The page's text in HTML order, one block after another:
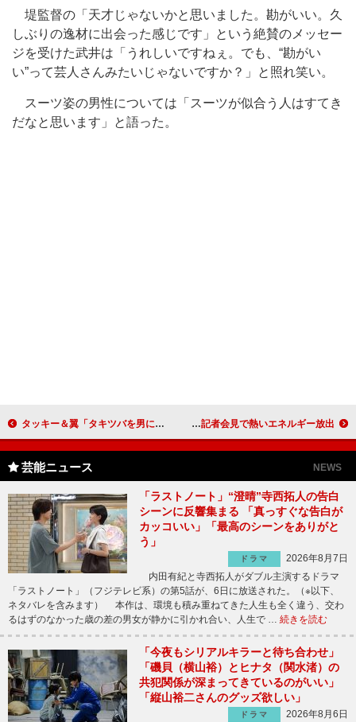
堤監督の「天才じゃないかと思いました。勘がいい。久
しぶりの逸材に出会った感じです」という絶賛のメッセー
ジを受けた武井は「うれしいですねぇ。でも、“勘がい
い”って芸人さんみたいじゃないですか？」と照れ笑い。
スーツ姿の男性については「スーツが似合う人はすてき
だなと思います」と語った。
タッキー＆翼「タキツバを男にしちゃって！」 全国ツアー東京公演で、新曲を初披露 我が家の坪倉、なでしこジャパンの川澄選手を狙う ＤＶＤ発売記念記者会見で熱いエネルギー放出！？
芸能ニュース NEWS
「ラストノート」“澄晴”寺西拓人の告白
シーンに反響集まる 「真っすぐな告白が
カッコいい」「最高のシーンをありがと
う」
ドラマ
2026年8月7日
内田有紀と寺西拓人がダブル主演するドラマ
「ラストノート」（フジテレビ系）の第5話が、6日に放送された。（※以下、
ネタバレを含みます） 本作は、環境も積み重ねてきた人生も全く違う、交わ
るはずのなかった歳の差の男女が静かに引かれ合い、人生で … 続きを読む
「今夜もシリアルキラーと待ち合わせ」
「磯貝（横山裕）とヒナタ（関水渚）の
共犯関係が深まってきているのがいい」
「縦山裕二さんのグッズ欲しい」
ドラマ
2026年8月6日